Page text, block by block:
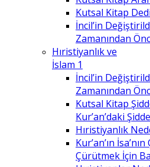
Kutsal Kitap
İncil’in
Zamanından
Hıristiyanlık ve
İslam 1
İncil’in
Zamanından
Kutsal Kitap
Kur’an’daki
Hıristiyanlık
Kur’an’ın
Çürütmek İçin